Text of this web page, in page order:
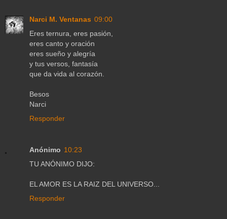
Narci M. Ventanas 09:00
Eres ternura, eres pasión,
eres canto y oración
eres sueño y alegría
y tus versos, fantasía
que da vida al corazón.
Besos
Narci
Responder
Anónimo 10:23
TU ANÓNIMO DIJO:
EL AMOR ES LA RAIZ DEL UNIVERSO...
Responder